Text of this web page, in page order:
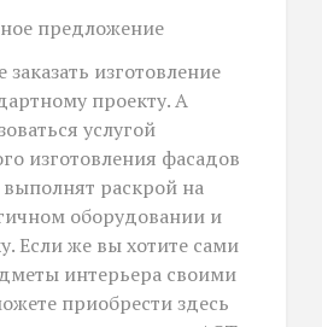
предложение
изготовление
проекту. А
услугой
изготовления фасадов
раскрой на
оборудовании и
Если же вы хотите сами
интерьера своими
приобрести здесь